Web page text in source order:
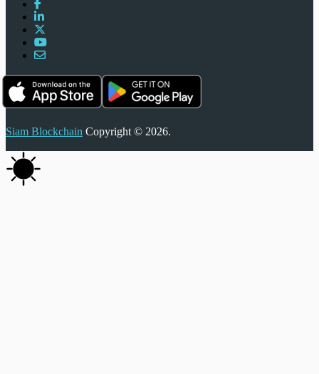
Siam Blockchain Copyright © 2026.